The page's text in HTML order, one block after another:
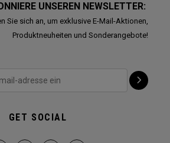
UNSEREN NEWSLETTER:
Sie sich an, um exklusive E-Mail-Aktionen,
Produktneuheiten und Sonderangebote!
GET SOCIAL